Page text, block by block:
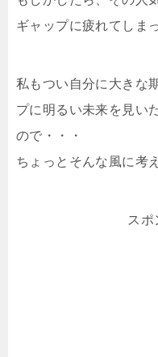
ギャップに疲れてしま
私もつい自分に大きな
プに明るい未来を見い
ので・・・
ちょっとそんな風に考
スポ